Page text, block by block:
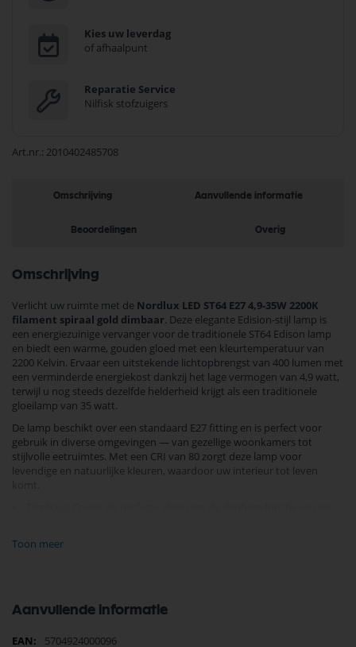
Kies uw leverdag
of afhaalpunt
Reparatie Service
Nilfisk stofzuigers
Art.nr. 2010402485708
Omschrijving Aanvullende informatie
Beoordelingen Overig
Omschrijving
Verlicht uw ruimte met de Nordlux LED ST64 E27 4,9-35W 2200K
filament spiraal gold dimbaar. Deze elegante Edision-stijl lamp is
een energiezuinige vervanger voor de traditionele ST64 Edison lamp
en biedt een warme, gouden gloed met een kleurtemperatuur van
2200 Kelvin. Ervaar een uitstekende lichtopbrengst van 400 lumen met
een verminderde energiekost dankzij het lage vermogen van 4,9 watt,
terwijl u nog steeds dezelfde helderheid krijgt als een traditionele
gloeilamp van 35 watt.
De lamp beschikt over een standaard E27 fitting en is perfect voor
gebruik in diverse omgevingen — van gezellige woonkamers tot
stijlvolle eetruimtes. Met een CRI van 80 zorgt deze lamp voor
levendige en natuurlijke kleuren, waardoor uw interieur tot leven
Lange levensduur: Met 15.000 branduren en tot 50.000 schakelcycli
Afmetingen: Diameter van 65 mm en hoogte van 143 mm, passend
Toon meer
Aanvullende informatie
Meer
5704924000096